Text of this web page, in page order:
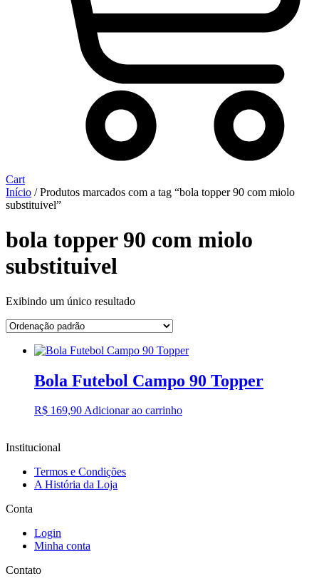
Cart
Início / Produtos marcados com a tag “bola topper 90 com miolo
substituivel”
bola topper 90 com miolo
substituivel
Exibindo um único resultado
Bola Futebol Campo 90 Topper
R$ 169,90Adicionar ao carrinho
Institucional
Termos e Condições
A História da Loja
Conta
Login
Minha conta
Contato